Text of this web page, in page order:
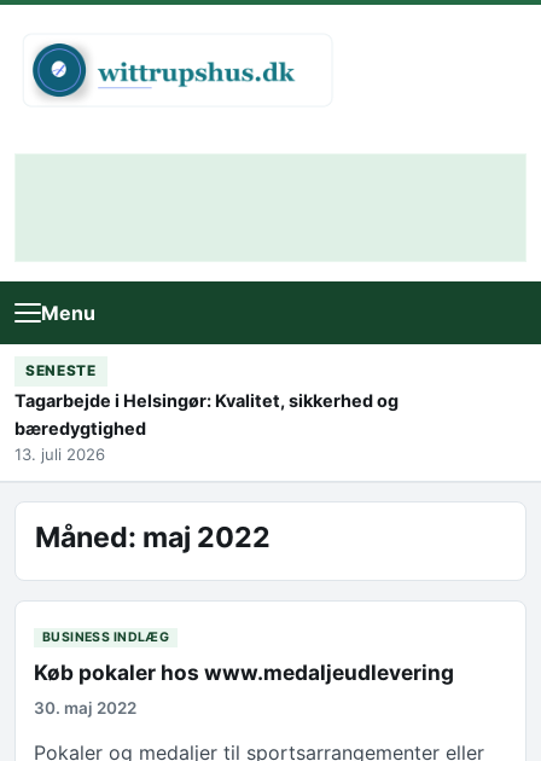
Menu
SENESTE
Tagarbejde i Helsingør: Kvalitet, sikkerhed og
bæredygtighed
13. juli 2026
Måned: maj 2022
BUSINESS INDLÆG
Køb pokaler hos www.medaljeudlevering
30. maj 2022
Pokaler og medaljer til sportsarrangementer eller